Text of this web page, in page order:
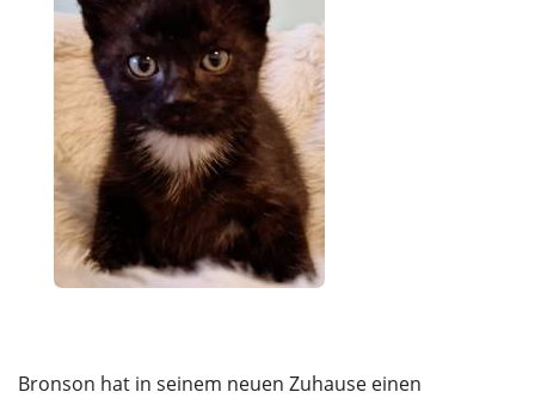
Bronson hat in seinem neuen Zuhause einen